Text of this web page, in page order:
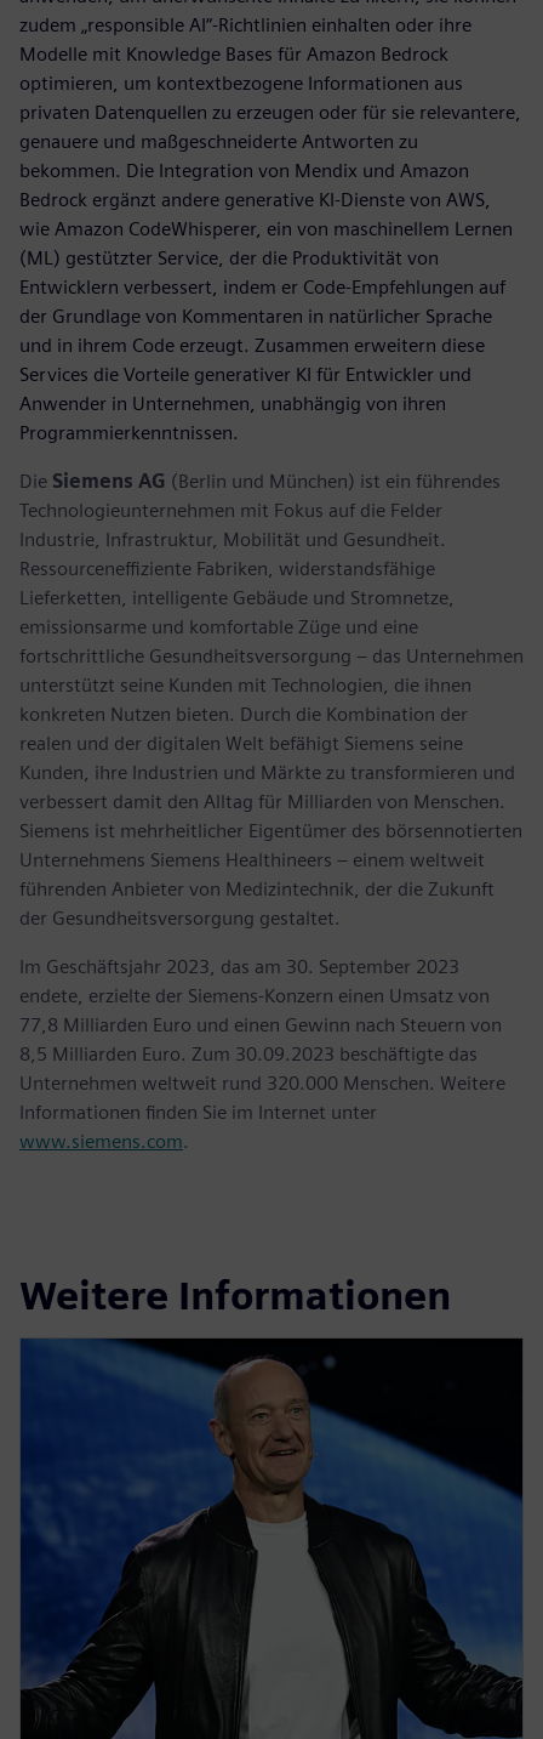
zudem „responsible AI“-Richtlinien einhalten oder ihre
Modelle mit Knowledge Bases für Amazon Bedrock
optimieren, um kontextbezogene Informationen aus
privaten Datenquellen zu erzeugen oder für sie relevantere,
genauere und maßgeschneiderte Antworten zu
bekommen. Die Integration von Mendix und Amazon
Bedrock ergänzt andere generative KI-Dienste von AWS,
wie Amazon CodeWhisperer, ein von maschinellem Lernen
(ML) gestützter Service, der die Produktivität von
Entwicklern verbessert, indem er Code-Empfehlungen auf
der Grundlage von Kommentaren in natürlicher Sprache
und in ihrem Code erzeugt. Zusammen erweitern diese
Services die Vorteile generativer KI für Entwickler und
Anwender in Unternehmen, unabhängig von ihren
Programmierkenntnissen.
Die Siemens AG (Berlin und München) ist ein führendes
Technologieunternehmen mit Fokus auf die Felder
Industrie, Infrastruktur, Mobilität und Gesundheit.
Ressourceneffiziente Fabriken, widerstandsfähige
Lieferketten, intelligente Gebäude und Stromnetze,
emissionsarme und komfortable Züge und eine
fortschrittliche Gesundheitsversorgung – das Unternehmen
unterstützt seine Kunden mit Technologien, die ihnen
konkreten Nutzen bieten. Durch die Kombination der
realen und der digitalen Welt befähigt Siemens seine
Kunden, ihre Industrien und Märkte zu transformieren und
verbessert damit den Alltag für Milliarden von Menschen.
Siemens ist mehrheitlicher Eigentümer des börsennotierten
Unternehmens Siemens Healthineers – einem weltweit
führenden Anbieter von Medizintechnik, der die Zukunft
der Gesundheitsversorgung gestaltet.
Im Geschäftsjahr 2023, das am 30. September 2023
endete, erzielte der Siemens-Konzern einen Umsatz von
77,8 Milliarden Euro und einen Gewinn nach Steuern von
8,5 Milliarden Euro. Zum 30.09.2023 beschäftigte das
Unternehmen weltweit rund 320.000 Menschen. Weitere
Informationen finden Sie im Internet unter
www.siemens.com.
Weitere Informationen